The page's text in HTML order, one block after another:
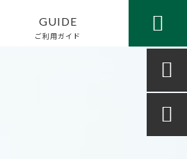
GUIDE
ご利用ガイド


